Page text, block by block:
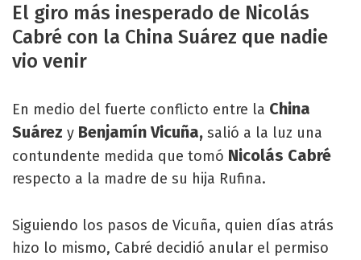
El giro más inesperado de Nicolás
Cabré con la China Suárez que nadie
vio venir
En medio del fuerte conflicto entre la China
Suárez y Benjamín Vicuña, salió a la luz una
contundente medida que tomó Nicolás Cabré
respecto a la madre de su hija Rufina.
Siguiendo los pasos de Vicuña, quien días atrás
hizo lo mismo, Cabré decidió anular el permiso